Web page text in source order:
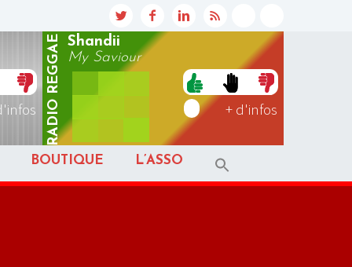
RADIO
REGGAE
Shandii
My Saviour
+ d'infos
BOUTIQUE L’ASSO